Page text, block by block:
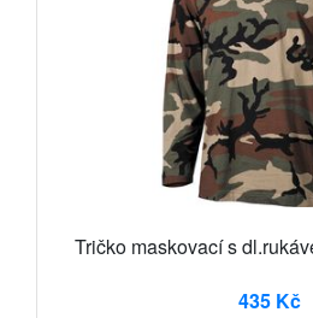
Tričko maskovací s
435 Kč